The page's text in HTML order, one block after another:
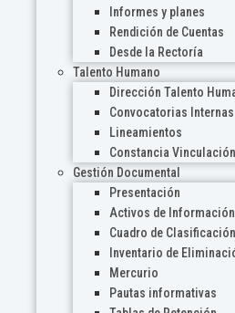
Informes y planes
Rendición de Cuentas
Desde la Rectoría
Talento Humano
Dirección Talento
Convocatorias Internas
Lineamientos
Constancia
Gestión Documental
Presentación
Activos de Información
Cuadro de Clasificación
Inventario de
Mercurio
Pautas informativas